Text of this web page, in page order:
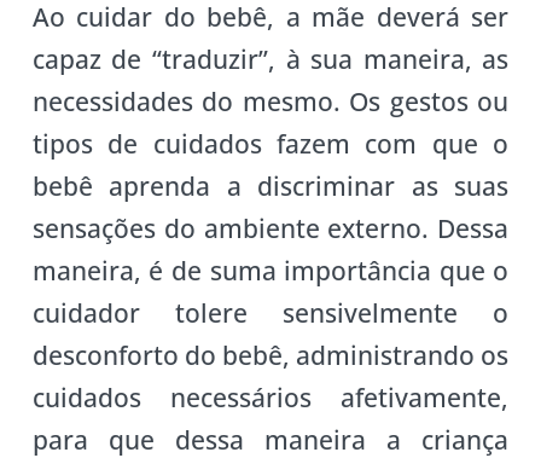
Ao cuidar do bebê, a mãe deverá ser
capaz de “traduzir”, à sua maneira, as
necessidades do mesmo. Os gestos ou
tipos de cuidados fazem com que o
bebê aprenda a discriminar as suas
sensações do ambiente externo. Dessa
maneira, é de suma importância que o
cuidador tolere sensivelmente o
desconforto do bebê, administrando os
cuidados necessários afetivamente,
para que dessa maneira a criança